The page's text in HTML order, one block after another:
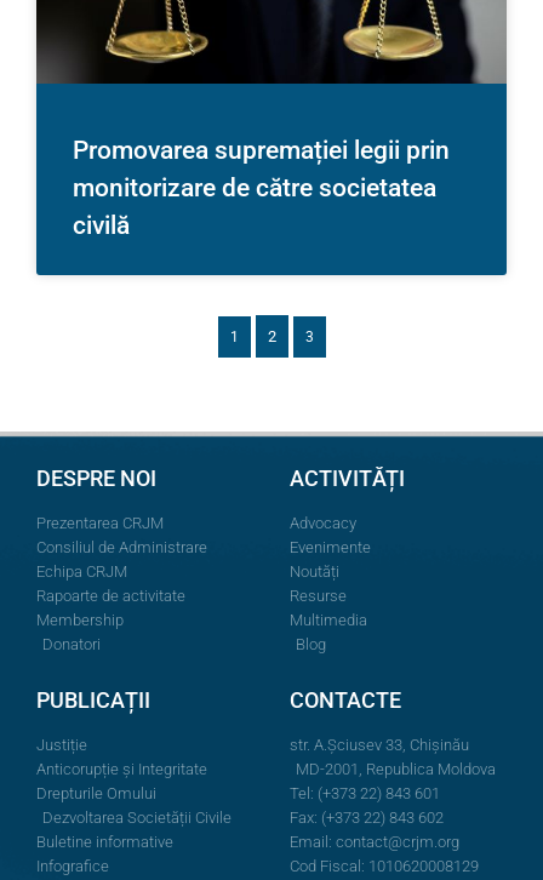
Promovarea supremației legii prin
monitorizare de către societatea
civilă
1 2 3
DESPRE NOI
Prezentarea CRJM
Consiliul de Administrare
Echipa CRJM
Rapoarte de activitate
Membership
Donatori
ACTIVITĂȚI
Advocacy
Evenimente
Noutăți
Resurse
Multimedia
Blog
PUBLICAȚII
Justiție
Anticorupție și Integritate
Drepturile Omului
Dezvoltarea Societății Civile
Buletine informative
Infografice
CONTACTE
str. A.Şciusev 33, Chișinău
MD-2001, Republica Moldova
Tel: (+373 22) 843 601
Fax: (+373 22) 843 602
Email: contact@crjm.org
Cod Fiscal: 1010620008129